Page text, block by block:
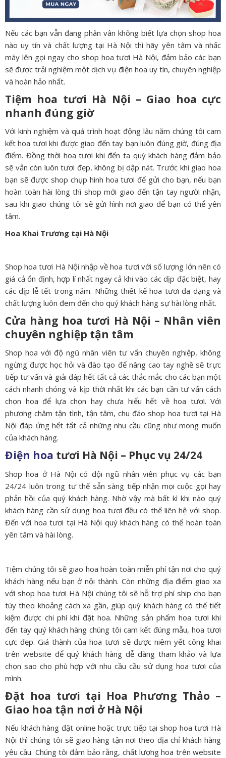
Nếu các bạn vẫn đang phân vân không biết lựa chọn shop hoa
nào uy tín và chất lượng tại Hà Nội thì hãy yên tâm và nhấc
máy lên gọi ngay cho shop hoa tươi Hà Nội, đảm bảo các bạn
sẽ được trải nghiệm một dịch vụ điện hoa uy tín, chuyên nghiệp
và hoàn hảo nhất.
Tiệm hoa tươi Hà Nội – Giao hoa cực
nhanh đúng giờ
Với kinh nghiệm và quá trình hoạt động lâu năm chúng tôi cam
kết hoa tươi khi được giao đến tay bạn luôn đúng giờ, đúng địa
điểm. Đồng thời hoa tươi khi đến ta quý khách hàng đảm bảo
sẽ vẫn còn luôn tươi đẹp, không bị dập nát. Trước khi giao hoa
bạn sẽ được shop chụp hình hoa tươi để gửi cho bạn, nếu bạn
hoàn toàn hài lòng thì shop mới giao đến tận tay người nhận,
sau khi giao chúng tôi sẽ gửi hình nơi giao để bạn có thể yên
tâm.
Hoa Khai Trương tại Hà Nội
Shop hoa tươi Hà Nội nhập về hoa tươi với số lượng lớn nên có
giá cả ổn định, hợp lí nhất ngay cả khi vào các dịp đặc biệt, hay
các dịp lễ tết trong năm. Những thiết kế hoa tươi đa dạng và
chất lượng luôn đem đến cho quý khách hàng sự hài lòng nhất.
Cửa hàng hoa tươi Hà Nội – Nhân viên
chuyên nghiệp tận tâm
Shop hoa với độ ngũ nhân viên tư vấn chuyên nghiệp, không
ngừng được học hỏi và đào tạo để nâng cao tay nghề sẽ trực
tiếp tư vấn và giải đáp hết tất cả các thắc mắc cho các bạn một
cách nhanh chóng và kịp thời nhất khi các bạn cần tư vấn cách
chọn hoa để lựa chọn hay chưa hiểu hết về hoa tươi. Với
phương châm tận tình, tận tâm, chu đáo shop hoa tươi tại Hà
Nội đáp ứng hết tất cả những nhu cầu cũng như mong muốn
của khách hàng.
Điện hoa tươi Hà Nội – Phục vụ 24/24
Shop hoa ở Hà Nội có đội ngũ nhân viên phục vụ các bạn
24/24 luôn trong tư thế sẵn sàng tiếp nhận mọi cuộc gọi hay
phản hồi của quý khách hàng. Nhờ vậy mà bất kì khi nào quý
khách hàng cần sử dụng hoa tươi đều có thể liên hệ với shop.
Đến với hoa tươi tại Hà Nội quý khách hàng có thể hoàn toàn
yên tâm và hài lòng.
Tiệm chúng tôi sẽ giao hoa hoàn toàn miễn phí tận nơi cho quý
khách hàng nếu bạn ở nội thành. Còn những địa điểm giao xa
với shop hoa tươi Hà Nội chúng tôi sẽ hỗ trợ phí ship cho bạn
tùy theo khoảng cách xa gần, giúp quý khách hàng có thể tiết
kiệm được chi phí khi đặt hoa. Những sản phẩm hoa tươi khi
đến tay quý khách hàng chúng tôi cam kết đúng mẫu, hoa tươi
cực đẹp. Giá thành của hoa tươi sẽ được niêm yết công khai
trên website để quý khách hàng dễ dàng tham khảo và lựa
chọn sao cho phù hợp với nhu cầu cầu sử dụng hoa tươi của
mình.
Đặt hoa tươi tại Hoa Phương Thảo –
Giao hoa tận nơi ở Hà Nội
Nếu khách hàng đặt online hoặc trực tiếp tại shop hoa tươi Hà
Nội thì chúng tôi sẽ giao hàng tận nơi theo địa chỉ khách hàng
yêu cầu. Chúng tôi đảm bảo rằng, chất lượng hoa trên website